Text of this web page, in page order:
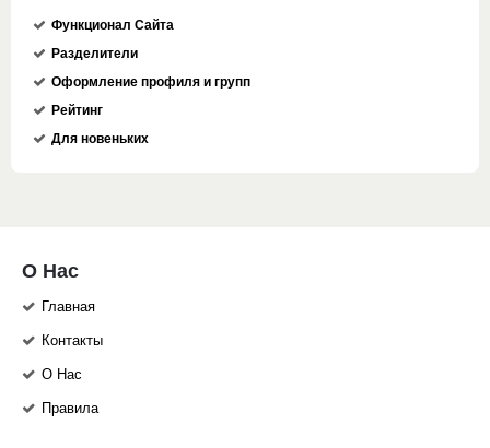
Функционал Сайта
Разделители
Оформление профиля и групп
Рейтинг
Для новеньких
О Нас
Главная
Контакты
О Нас
Правила